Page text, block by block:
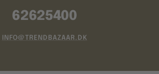
62625400
INFO@TRENDBAZAAR.DK